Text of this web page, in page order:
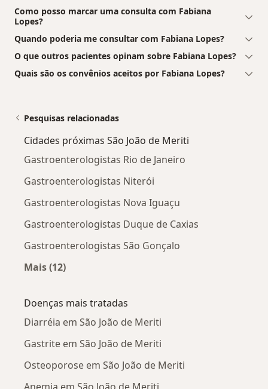
Como posso marcar uma consulta com Fabiana
Lopes?
Quando poderia me consultar com Fabiana Lopes?
O que outros pacientes opinam sobre Fabiana Lopes?
Quais são os convênios aceitos por Fabiana Lopes?
Pesquisas relacionadas
Cidades próximas São João de Meriti
Gastroenterologistas Rio de Janeiro
Gastroenterologistas Niterói
Gastroenterologistas Nova Iguaçu
Gastroenterologistas Duque de Caxias
Gastroenterologistas São Gonçalo
Mais (12)
Doenças mais tratadas
Diarréia em São João de Meriti
Gastrite em São João de Meriti
Osteoporose em São João de Meriti
Anemia em São João de Meriti